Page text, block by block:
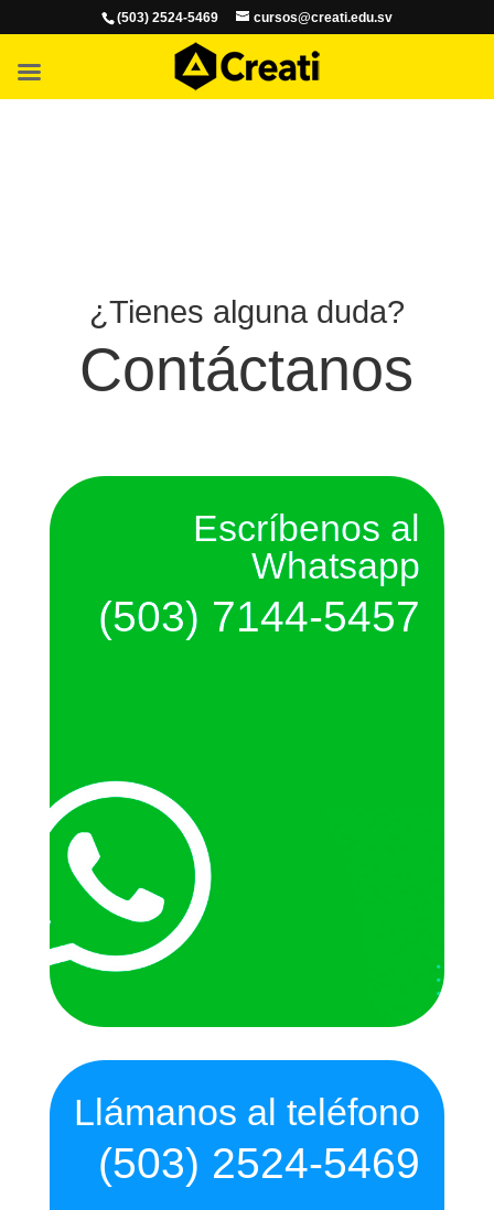
(503) 2524-5469 cursos@creati.edu.sv
¿Tienes alguna duda?
Contáctanos
Escríbenos al
Whatsapp
(503) 7144-5457
Llámanos al teléfono
(503) 2524-5469